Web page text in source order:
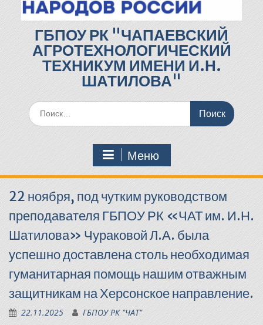
ГБПОУ РК "ЧАПАЕВСКИЙ
АГРОТЕХНОЛОГИЧЕСКИЙ
ТЕХНИКУМ ИМЕНИ И.Н.
ШАТИЛОВА"
Поиск
по:
Меню
22 ноября, под чутким руководством
преподавателя ГБПОУ РК «ЧАТ им. И.Н.
Шатилова» Чураковой Л.А. была
успешно доставлена столь необходимая
гуманитарная помощь нашим отважным
защитникам на Херсонское направление.
22.11.2025 ГБПОУ РК "ЧАТ"